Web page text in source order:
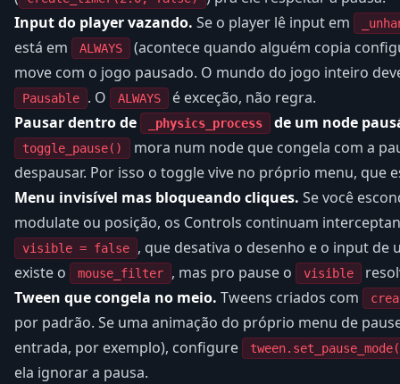
Input do player vazando. Se o player lê input em
está em ALWAYS
(acontece quando alguém copia
move com o jogo pausado. O mundo do jogo inteiro
Pausable . O ALWAYS
é exceção, não regra.
Pausar dentro de
_physics_process de um node
toggle_pause()
mora num node que congela com a
despausar. Por isso o toggle vive no próprio menu, que
Menu invisível mas bloqueando cliques. Se você
modulate ou posição, os Controls continuam
visible = false
, que desativa o desenho e o input de
existe o
mouse_filter , mas pro pause o visible
Tween que congela no meio. Tweens criados com
por padrão. Se uma animação do próprio menu de
entrada, por exemplo), configure
ela ignorar a pausa.